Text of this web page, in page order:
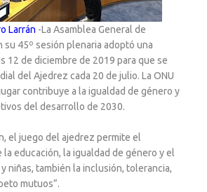
Larrán -La Asamblea General de
su 45º sesión plenaria adoptó una
12 de diciembre de 2019 para que se
del Ajedrez cada 20 de julio. La ONU
contribuye a la igualdad de género y
del desarrollo de 2030.
el juego del ajedrez permite el
educación, la igualdad de género y el
niñas, también la inclusión, tolerancia,
mutuos”.